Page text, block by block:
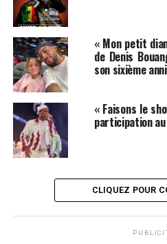
« Mon petit
de Denis
son sixième
« Faisons le
participation au
CLIQUEZ POUR